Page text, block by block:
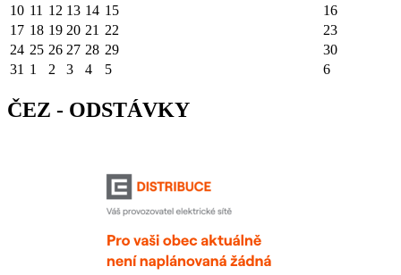
10 11 12 13 14 15
16
17 18 19 20 21 22
23
24 25 26 27 28 29
30
31 1 2 3 4 5 6
ČEZ - ODSTÁVKY